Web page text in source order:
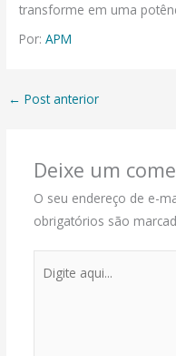
transforme em uma
Por:APM
← Post anterior
Deixe um
O seu endereço de e-
obrigatórios são
aqui...